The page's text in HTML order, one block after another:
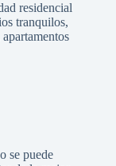
residencial
tranquilos,
se puede